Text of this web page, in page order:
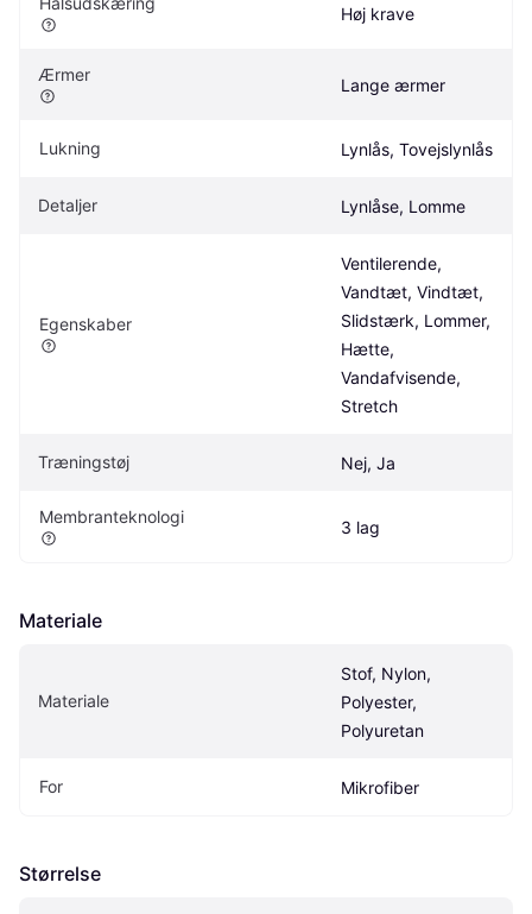
Høj krave
Ærmer
Lange ærmer
Lukning Lynlås, Tovejslynlås
Detaljer Lynlåse, Lomme
Egenskaber
Ventilerende,
Vandtæt, Vindtæt,
Slidstærk, Lommer,
Hætte,
Vandafvisende,
Stretch
Træningstøj Nej, Ja
Membranteknologi
3 lag
Materiale
Materiale
Stof, Nylon,
Polyester,
Polyuretan
For Mikrofiber
Størrelse